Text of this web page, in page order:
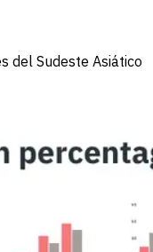
del Sudeste Asiático